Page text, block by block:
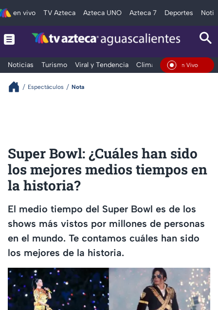
en vivo TV Azteca Azteca UNO Azteca 7 Deportes
Noticias Turismo Viral y Tendencia Clima Deportes
En Vivo
Espectáculos Nota
Super Bowl: ¿Cuáles han sido
los mejores medios tiempos en
la historia?
El medio tiempo del Super Bowl es de los
shows más vistos por millones de personas
en el mundo. Te contamos cuáles han sido
los mejores de la historia.